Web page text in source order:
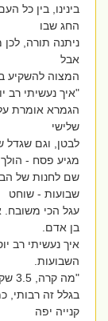
בינינו, בין כל
החג שבו
ניתנה תורה, לכן
אבל
המצוה להשקיע
"איך נעשיתי רב
הגמרא אומרת על
שלישי
לבטן, וגם שגדל
מגיע פסח - הולך
שם לחנות של
שבועות - שוחט
עגל הכי משובח.
בן אדם.
איך נעשיתי רב
השבועות.
"מה קרה, 3.5 שקל?! גנבים!"
בגלל זה רבותי,
קנייה יפה